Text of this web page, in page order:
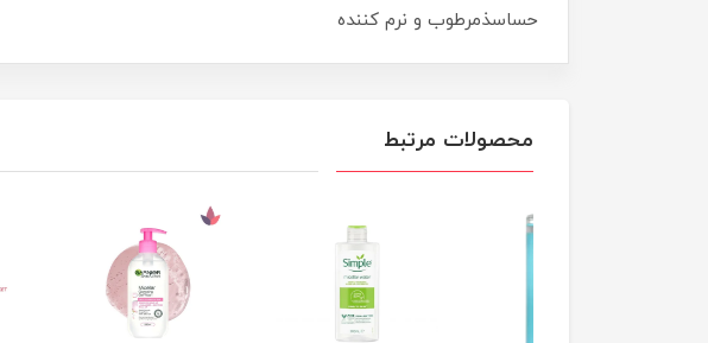
حساسذمرطوب و نرم کننده
محصولات مرتبط